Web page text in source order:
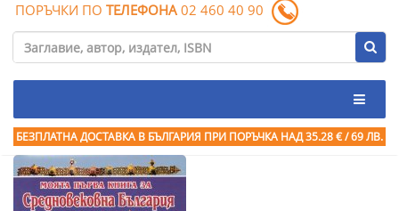
ПОРЪЧКИ ПО ТЕЛЕФОНА 02 460 40 90
БЕЗПЛАТНА ДОСТАВКА В БЪЛГАРИЯ ПРИ ПОРЪЧКА НАД 35.28 € / 69 ЛВ.